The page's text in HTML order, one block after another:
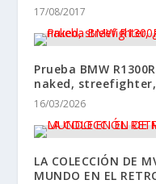
17/08/2017
Prueba BMW
naked,
16/03/2026
LA COLECCIÓN DE
MUNDO EN EL